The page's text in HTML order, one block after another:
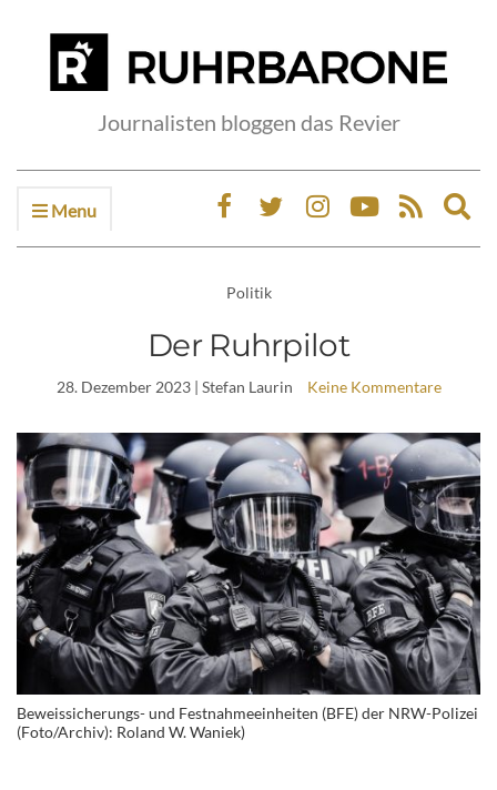
Journalisten bloggen das Revier
Menu
Politik
Der Ruhrpilot
28. Dezember 2023| Stefan Laurin Keine Kommentare
Beweissicherungs- und Festnahmeeinheiten (BFE) der NRW-Polizei
(Foto/Archiv): Roland W. Waniek)